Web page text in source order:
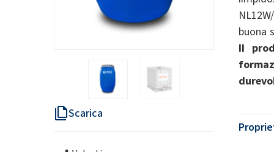
Scarica
buona
Il